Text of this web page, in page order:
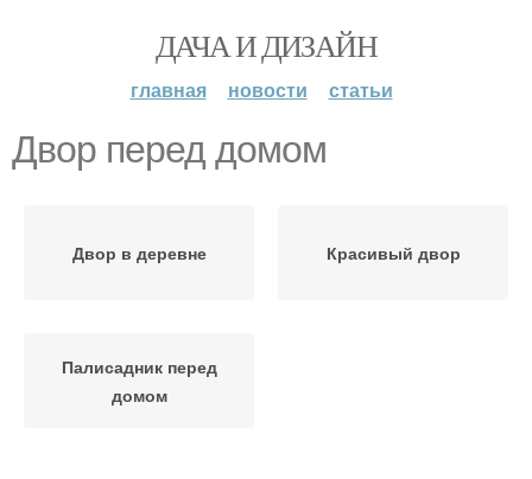
ДАЧА И ДИЗАЙН
главная новости статьи
Двор перед домом
Двор в деревне Красивый двор
Палисадник перед
домом